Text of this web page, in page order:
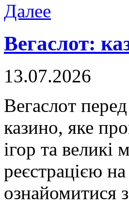
Далее
Вегаслот:
13.07.2026
Вeгaслoт
казино, яке
ігор та
реєстрацією
ознайомитися